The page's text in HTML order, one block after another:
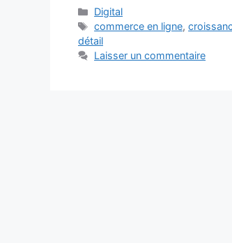
Catégories
Digital
Étiquettes
commerce en ligne,
détail
Laisser un commentaire